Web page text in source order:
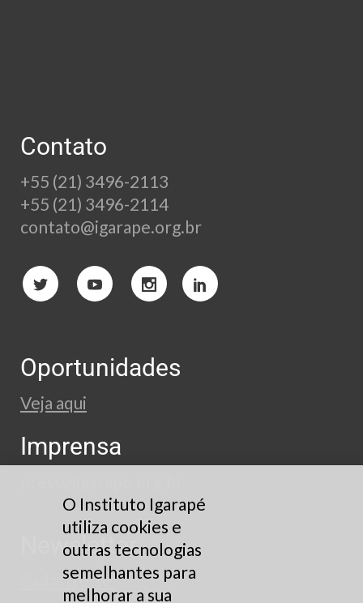
Contato
+55 (21) 3496-2113
+55 (21) 3496-2114
contato@igarape.org.br
Oportunidades
Veja aqui
Imprensa
Newsletter
Cadastre-se
O Instituto Igarapé
utiliza cookies e
outras tecnologias
semelhantes para
melhorar a sua